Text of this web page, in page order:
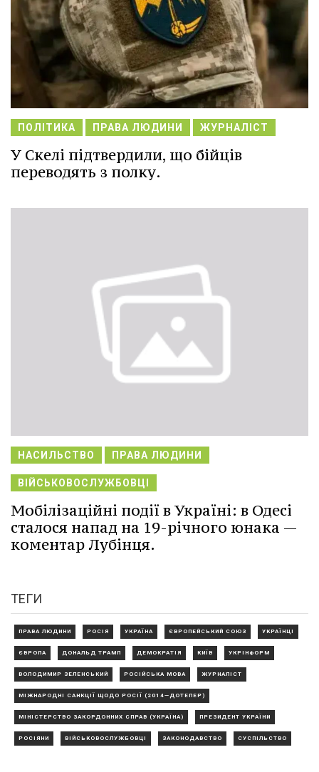
ПОЛІТИКА ПРАВА ЛЮДИНИ ЖУРНАЛІСТ
У Скелі підтвердили, що бійців
переводять з полку.
НАСИЛЬСТВО ПРАВА ЛЮДИНИ
ВІЙСЬКОВОСЛУЖБОВЦІ
Мобілізаційні події в Україні: в Одесі
сталося напад на 19-річного юнака —
коментар Лубінця.
ТЕГИ
ПРАВА ЛЮДИНИ РОСІЯ УКРАЇНА ЄВРОПЕЙСЬКИЙ СОЮЗ УКРАЇНЦІ
ЄВРОПА ДОНАЛЬД ТРАМП ДЕМОКРАТІЯ КИЇВ УКРІНФОРМ
ВОЛОДИМИР ЗЕЛЕНСЬКИЙ РОСІЙСЬКА МОВА ЖУРНАЛІСТ
МІЖНАРОДНІ САНКЦІЇ ЩОДО РОСІЇ (2014—ДОТЕПЕР)
МІНІСТЕРСТВО ЗАКОРДОННИХ СПРАВ (УКРАЇНА) ПРЕЗИДЕНТ УКРАЇНИ
РОСІЯНИ ВІЙСЬКОВОСЛУЖБОВЦІ ЗАКОНОДАВСТВО СУСПІЛЬСТВО